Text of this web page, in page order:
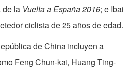
de la Vuelta a España 2016; e Ibai
ciclista de 25 años de edad.
de China incluyen a
Feng Chun-kai, Huang Ting-